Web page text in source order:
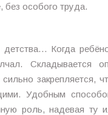
без особого труда.
Когда
Складывается
закрепляется,
Удобным
роль, надевая ту